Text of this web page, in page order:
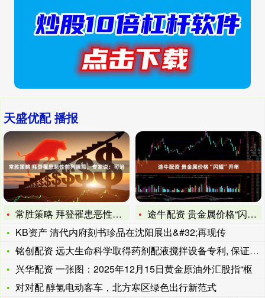
天盛优配 播报
常胜策略 拜登罹患恶性前列腺癌，专家说：可治
途牛配资 贵金属价格“闪耀”开年
KB资产 清代内府刻书珍品在沈阳展出&#32;再现传
铭创配资 远大生命科学取得药剂配液搅拌设备专利, 保证搅拌过
兴华配资 一张图：2025年12月15日黄金原油外汇股指“枢
对对配 醇氢电动客车，北方寒区绿色出行新范式